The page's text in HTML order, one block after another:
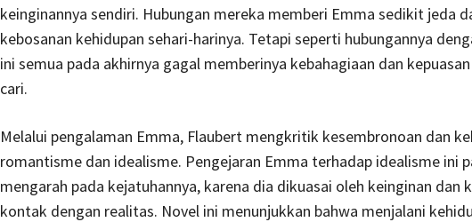
keinginannya sendiri. Hubungan mereka memberi Emma sedikit jeda
kebosanan kehidupan sehari-harinya. Tetapi seperti hubungannya
ini semua pada akhirnya gagal memberinya kebahagiaan dan
cari.
Melalui pengalaman Emma, Flaubert mengkritik kesembronoan dan
romantisme dan idealisme. Pengejaran Emma terhadap idealisme ini
mengarah pada kejatuhannya, karena dia dikuasai oleh keinginan dan
kontak dengan realitas. Novel ini menunjukkan bahwa menjalani